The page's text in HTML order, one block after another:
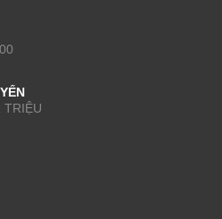
TRIỆU